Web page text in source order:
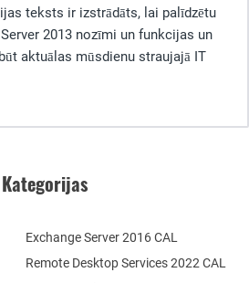
teksts ir izstrādāts, lai palīdzētu
2013 nozīmi un funkcijas un
aktuālas mūsdienu straujajā IT
Kategorijas
Remote Desktop Services 2022 CAL
Exchange Server 2016 CAL